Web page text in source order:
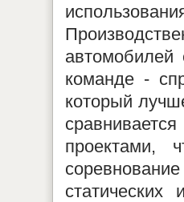
команде -
который
проектами,